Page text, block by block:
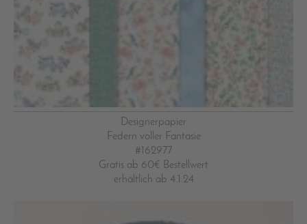
Designerpapier
Federn voller Fantasie
#162977
Gratis ab 60€ Bestellwert
erhältlich ab 4.1.24